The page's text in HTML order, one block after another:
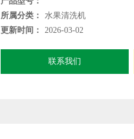
所属分类：
水果清洗机
更新时间：
2026-03-02
联系我们